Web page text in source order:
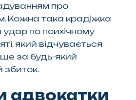
про
Кожна така крадіжка
удар по психічному
який відчувається
за будь-який
збиток.
адвокатки